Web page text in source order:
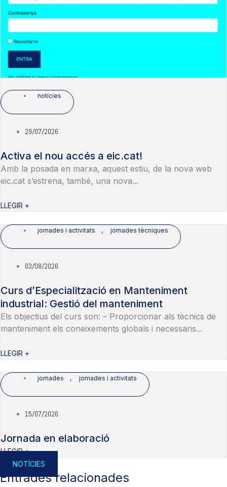
notícies
29/07/2026
Activa el nou accés a eic.cat!
Amb la posada en marxa, aquest estiu, de la nova web
eic.cat s’estrena, també, una nova...
LLEGIR +
jornades i activitats , jornades tècniques
03/08/2026
Curs d’Especialització en Manteniment
industrial: Gestió del manteniment
Els objectius del curs son: – Proporcionar als tècnics de
manteniment els coneixements globals i necessaris...
LLEGIR +
jornades , jornades i activitats
15/07/2026
Jornada en elaboració
LLEGIR +
NOTÍCIES
Entrades relacionades